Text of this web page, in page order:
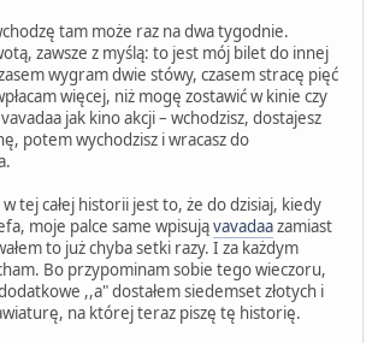
tam może raz na dwa tygodnie.
zawsze z myślą: to jest mój bilet do innej
wygram dwie stówy, czasem stracę pięć
więcej, niż mogę zostawić w kinie czy
jak kino akcji – wchodzisz, dostajesz
potem wychodzisz i wracasz do
tej całej historii jest to, że do dzisiaj, kiedy
moje palce same wpisująvavadaazamiast
to już chyba setki razy. I za każdym
Bo przypominam sobie tego wieczoru,
,,a" dostałem siedemset złotych i
na której teraz piszę tę historię.